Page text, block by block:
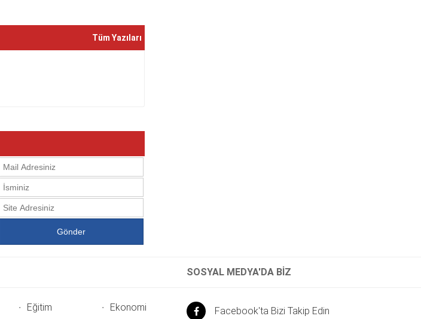
Tüm Yazıları
SOSYAL MEDYA'DA BİZ
Eğitim
Ekonomi
Facebook'ta Bizi Takip Edin